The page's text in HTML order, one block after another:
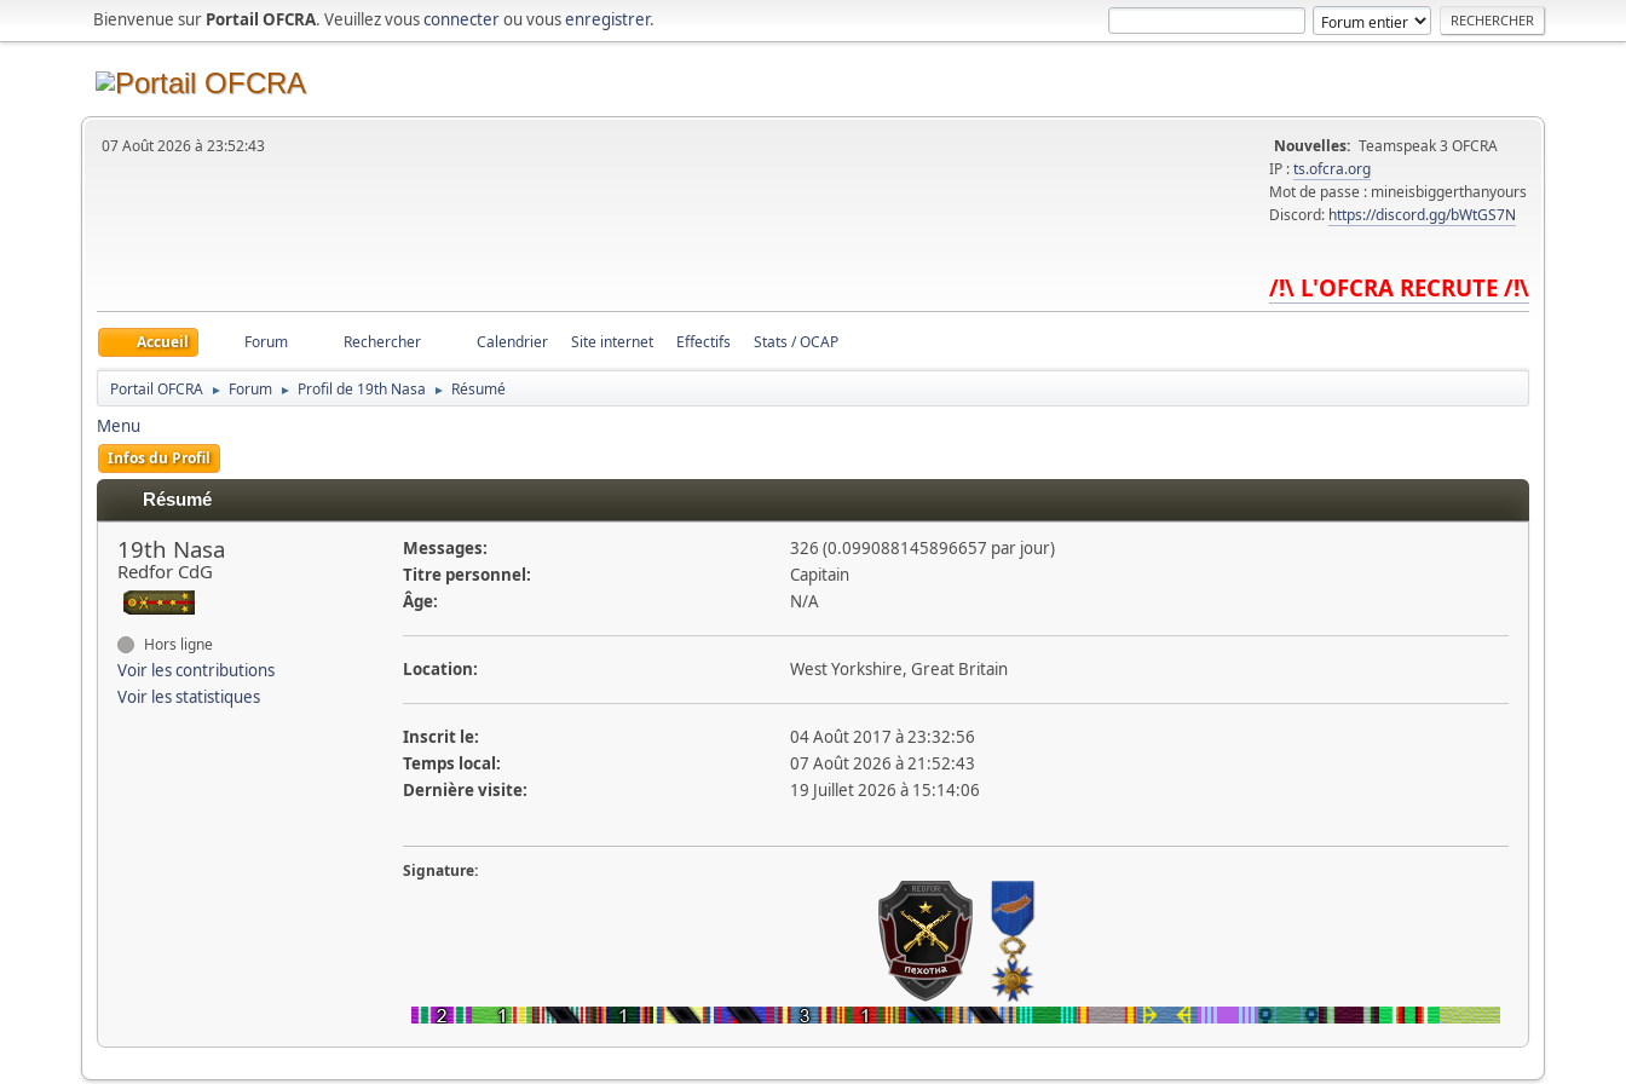
Bienvenue sur Portail OFCRA. Veuillez vousconnecterou vousenregistrer.
07 Août 2026 à 23:52:43 Nouvelles: Teamspeak 3 OFCRA
IP :ts.ofcra.org
Mot de passe : mineisbiggerthanyours
Discord: https://discord.gg/bWtGS7N
/!\ L'OFCRA RECRUTE /!\
Accueil Forum Rechercher Calendrier Site internet Effectifs Stats / OCAP
Portail OFCRA ► Forum ► Profil de 19th Nasa ► Résumé
Menu
Infos du Profil
Résumé
19th Nasa
Redfor CdG
Hors ligne
Voir les contributions
Voir les statistiques
Messages:
326 (0.099088145896657 par jour)
Titre personnel:
Capitain
Âge:
N/A
Location: West Yorkshire, Great Britain
Inscrit le:
04 Août 2017 à 23:32:56
Temps local:
07 Août 2026 à 21:52:43
Dernière visite:
19 Juillet 2026 à 15:14:06
Signature: